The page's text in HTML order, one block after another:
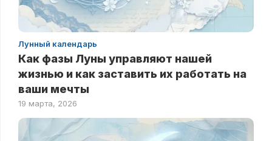
Лунный календарь
Как фазы Луны управляют нашей
жизнью и как заставить их работать на
ваши мечты
19 марта, 2026